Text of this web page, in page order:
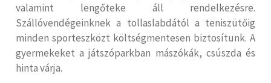
valamint lengőteke áll rendelkezésre.
Szállóvendégeinknek a tollaslabdától a teniszütőig
minden sporteszközt költségmentesen biztosítunk. A
gyermekeket a játszóparkban mászókák, csúszda és
hinta várja.